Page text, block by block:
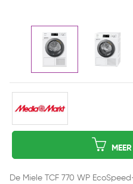
De Miele TCF 770 WP